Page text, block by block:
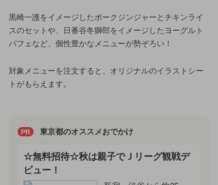
黒崎一護をイメージしたポークジンジャーとチキンライ
スのセットや、日番谷冬獅郎をイメージしたヨーグルト
パフェなど、個性豊かなメニューが勢ぞろい！
対象メニューを注文すると、オリジナルのイラストシー
トがもらえます。
PR 東京都のオススメおでかけ
☆無料招待☆秋は親子でＪリーグ観戦デ
ビュー！